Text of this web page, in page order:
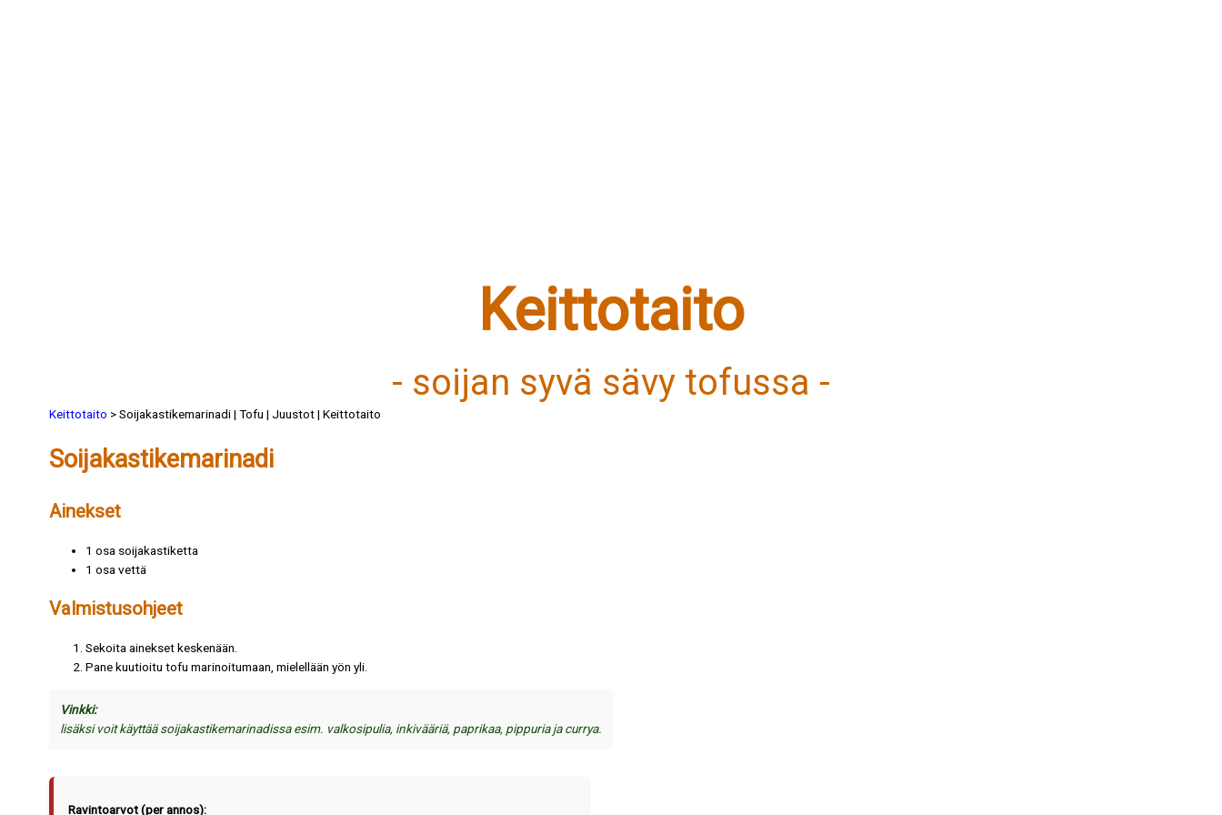
Keittotaito
- soijan syvä sävy tofussa -
Keittotaito > Soijakastikemarinadi | Tofu | Juustot | Keittotaito
Soijakastikemarinadi
Ainekset
1 osa soijakastiketta
1 osa vettä
Valmistusohjeet
Sekoita ainekset keskenään.
Pane kuutioitu tofu marinoitumaan, mielellään yön yli.
Vinkki:
lisäksi voit käyttää soijakastikemarinadissa esim. valkosipulia, inkivääriä, paprikaa, pippuria ja currya.
Ravintoarvot (per annos):